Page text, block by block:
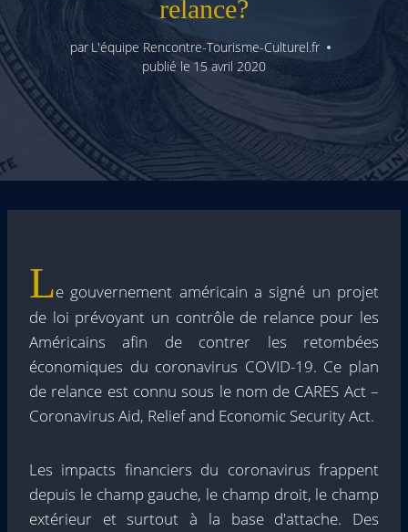
relance?
par L'équipe Rencontre-Tourisme-Culturel.fr
publié le 15 avril 2020
Le gouvernement américain a signé un projet
de loi prévoyant un contrôle de relance pour les
Américains afin de contrer les retombées
économiques du coronavirus COVID-19. Ce plan
de relance est connu sous le nom de CARES Act –
Coronavirus Aid, Relief and Economic Security Act.
Les impacts financiers du coronavirus frappent
depuis le champ gauche, le champ droit, le champ
extérieur et surtout à la base d'attache. Des